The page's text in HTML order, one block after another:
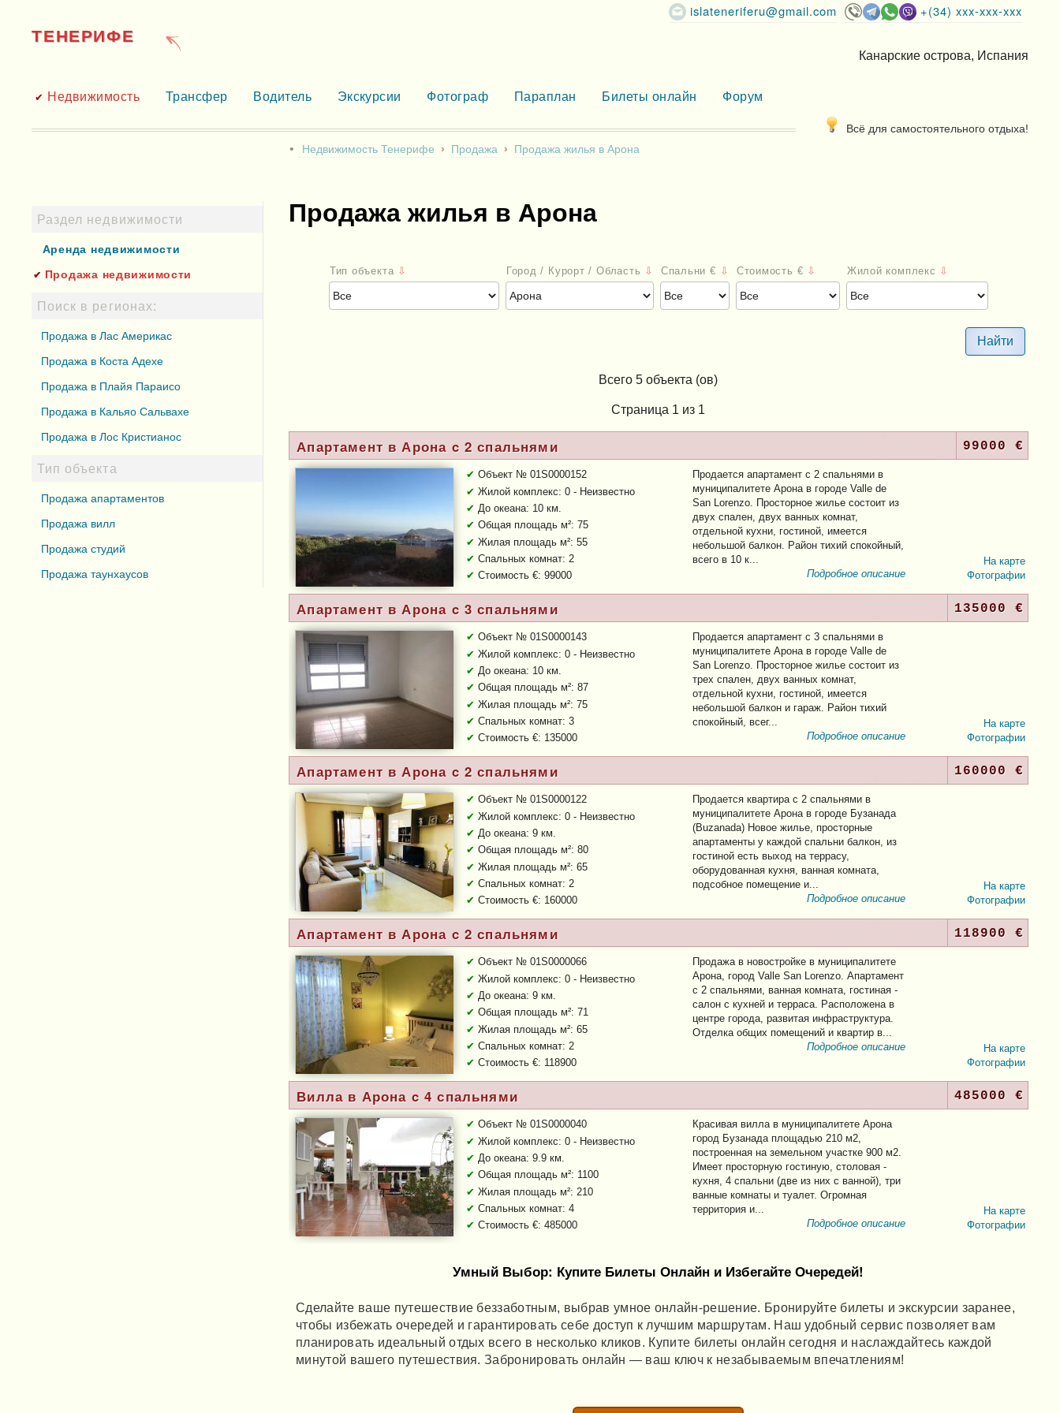
+(34) xxx-xxx-xxx
islateneriferu@gmail.com
ТЕНЕРИФЕ
Канарские острова, Испания
Недвижимость Трансфер Водитель Экскурсии Фотограф Параплан Билеты онлайн Форум
Всё для самостоятельного отдыха!
Недвижимость Тенерифе
Продажа Продажа жилья в Арона
Продажа жилья в Арона
Тип объекта ⇩ Город / Курорт / Область ⇩ Спальни € ⇩ Стоимость € ⇩ Жилой комплекс ⇩
Всего 5 объекта (ов)
Страница 1 из 1
Апартамент в Арона c 2 спальнями 99000 €
Объект № 01S0000152
Жилой комплекс: 0 - Неизвестно
До океана: 10 км.
Общая площадь м²: 75
Жилая площадь м²: 55
Спальных комнат: 2
Стоимость €: 99000
Тип объекта:Втор.
Продается апартамент с 2 спальнями в
муниципалитете Арона в городе Valle de
San Lorenzo. Просторное жилье состоит из
двух спален, двух ванных комнат,
отдельной кухни, гостиной, имеется
небольшой балкон. Район тихий спокойный,
всего в 10 к...
Подробное описание
На карте
Фотографии
Апартамент в Арона c 3 спальнями 135000 €
Объект № 01S0000143
Жилой комплекс: 0 - Неизвестно
До океана: 10 км.
Общая площадь м²: 87
Жилая площадь м²: 75
Спальных комнат: 3
Стоимость €: 135000
Тип объекта:Втор.
Продается апартамент с 3 спальнями в
муниципалитете Арона в городе Valle de
San Lorenzo. Просторное жилье состоит из
трех спален, двух ванных комнат,
отдельной кухни, гостиной, имеется
небольшой балкон и гараж. Район тихий
спокойный, всег...
Подробное описание
На карте
Фотографии
Апартамент в Арона c 2 спальнями 160000 €
Объект № 01S0000122
Жилой комплекс: 0 - Неизвестно
До океана: 9 км.
Общая площадь м²: 80
Жилая площадь м²: 65
Спальных комнат: 2
Стоимость €: 160000
Тип объекта:Втор.
Продается квартира с 2 спальнями в
муниципалитете Арона в городе Бузанада
(Buzanada) Новое жилье, просторные
апартаменты у каждой спальни балкон, из
гостиной есть выход на террасу,
оборудованная кухня, ванная комната,
подсобное помещение и...
Подробное описание
На карте
Фотографии
Апартамент в Арона c 2 спальнями 118900 €
Объект № 01S0000066
Жилой комплекс: 0 - Неизвестно
До океана: 9 км.
Общая площадь м²: 71
Жилая площадь м²: 65
Спальных комнат: 2
Стоимость €: 118900
Тип объекта:Перв.
Продажа в новостройке в муниципалитете
Арона, город Valle San Lorenzo. Апартамент
с 2 спальнями, ванная комната, гостиная -
салон с кухней и терраса. Расположена в
центре города, развитая инфраструктура.
Отделка общих помещений и квартир в...
Подробное описание
На карте
Фотографии
Вилла в Арона c 4 спальнями 485000 €
Объект № 01S0000040
Жилой комплекс: 0 - Неизвестно
До океана: 9.9 км.
Общая площадь м²: 1100
Жилая площадь м²: 210
Спальных комнат: 4
Стоимость €: 485000
Красивая вилла в муниципалитете Арона
город Бузанада площадью 210 м2,
построенная на земельном участке 900 м2.
Имеет просторную гостиную, столовая -
кухня, 4 спальни (две из них с ванной), три
ванные комнаты и туалет. Огромная
территория и...
Подробное описание
На карте
Фотографии
Умный Выбор: Купите Билеты Онлайн и Избегайте Очередей!
Сделайте ваше путешествие беззаботным, выбрав умное онлайн-решение. Бронируйте билеты и экскурсии заранее,
чтобы избежать очередей и гарантировать себе доступ к лучшим маршрутам. Наш удобный сервис позволяет вам
планировать идеальный отдых всего в несколько кликов. Купите билеты онлайн сегодня и наслаждайтесь каждой
минутой вашего путешествия. Забронировать онлайн — ваш ключ к незабываемым впечатлениям!
Раздел недвижимости
Аренда недвижимости
Продажа недвижимости
Поиск в регионах:
Продажа в Лас Америкас
Продажа в Коста Адехе
Продажа в Плайя Параисо
Продажа в Кальяо Сальвахе
Продажа в Лос Кристианос
Тип объекта
Продажа апартаментов
Продажа вилл
Продажа студий
Продажа таунхаусов